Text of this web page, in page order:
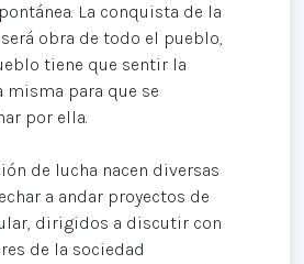
La conquista de la
obra de todo el pueblo,
tiene que sentir la
misma para que se
por ella.
de lucha nacen diversas
a andar proyectos de
dirigidos a discutir con
de la sociedad